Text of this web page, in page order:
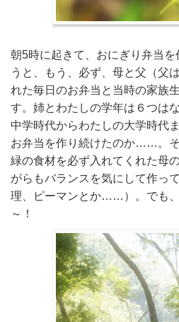
朝5時に起きて、おにぎり弁当
うと、もう、必ず、母と父（父
れた毎日のお弁当と当時の家族
す。姉とわたしの学年は６つは
中学時代からわたしの大学時代
お弁当を作り続けたのか……。
緑の食材を必ず入れてくれた母
がらもバランスを気にして作っ
理、ピーマンとか……）。でも
～！